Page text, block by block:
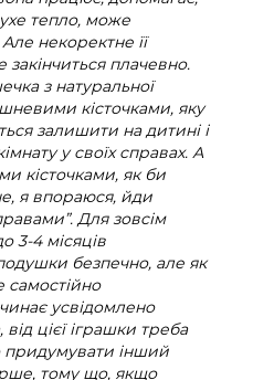
тепло, може
некоректне її
плачевно.
з натуральної
кісточками, яку
залишити на дитині і
у своїх справах. А
кісточками, як би
я впораюся, йди
Для зовсім
3-4 місяців
безпечно, але як
самостійно
усвідомлено
цієї іграшки треба
придумувати інший
тому що, якщо